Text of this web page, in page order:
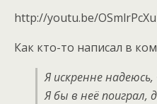
http://youtu.be/
Как кто-то написал в
Я искренне
Я бы в неё поиграл,